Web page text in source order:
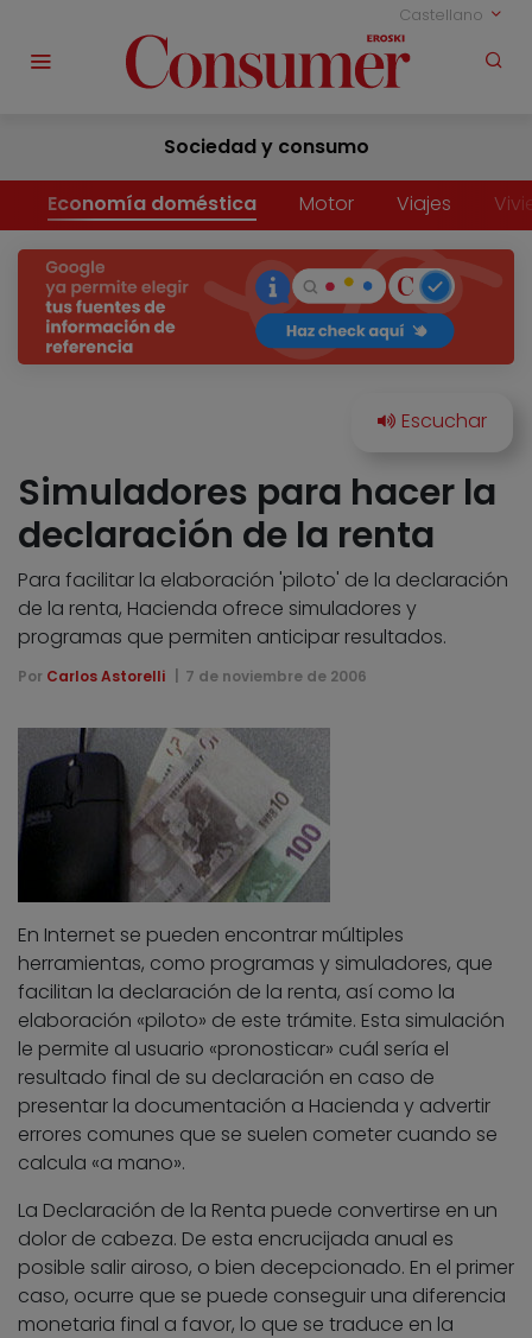
Castellano
Sociedad y consumo
Economía doméstica Motor Viajes
Simuladores para hacer la
declaración de la renta
Para facilitar la elaboración 'piloto' de la declaración
de la renta, Hacienda ofrece simuladores y
programas que permiten anticipar resultados.
Por Carlos Astorelli 7 de noviembre de 2006
En Internet se pueden encontrar múltiples
herramientas, como programas y simuladores, que
facilitan la declaración de la renta, así como la
elaboración «piloto» de este trámite. Esta simulación
le permite al usuario «pronosticar» cuál sería el
resultado final de su declaración en caso de
presentar la documentación a Hacienda y advertir
errores comunes que se suelen cometer cuando se
calcula «a mano».
La Declaración de la Renta puede convertirse en un
dolor de cabeza. De esta encrucijada anual es
posible salir airoso, o bien decepcionado. En el primer
caso, ocurre que se puede conseguir una diferencia
monetaria final a favor, lo que se traduce en la